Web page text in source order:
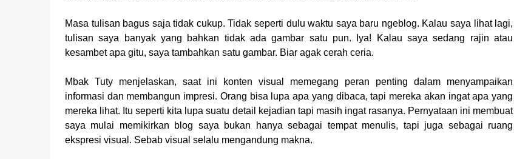
Masa tulisan bagus saja tidak cukup. Tidak seperti dulu waktu saya baru ngeblog. Kalau saya lihat lagi,
tulisan saya banyak yang bahkan tidak ada gambar satu pun. Iya! Kalau saya sedang rajin atau
kesambet apa gitu, saya tambahkan satu gambar. Biar agak cerah ceria.
Mbak Tuty menjelaskan, saat ini konten visual memegang peran penting dalam menyampaikan
informasi dan membangun impresi. Orang bisa lupa apa yang dibaca, tapi mereka akan ingat apa yang
mereka lihat. Itu seperti kita lupa suatu detail kejadian tapi masih ingat rasanya. Pernyataan ini membuat
saya mulai memikirkan blog saya bukan hanya sebagai tempat menulis, tapi juga sebagai ruang
ekspresi visual. Sebab visual selalu mengandung makna.